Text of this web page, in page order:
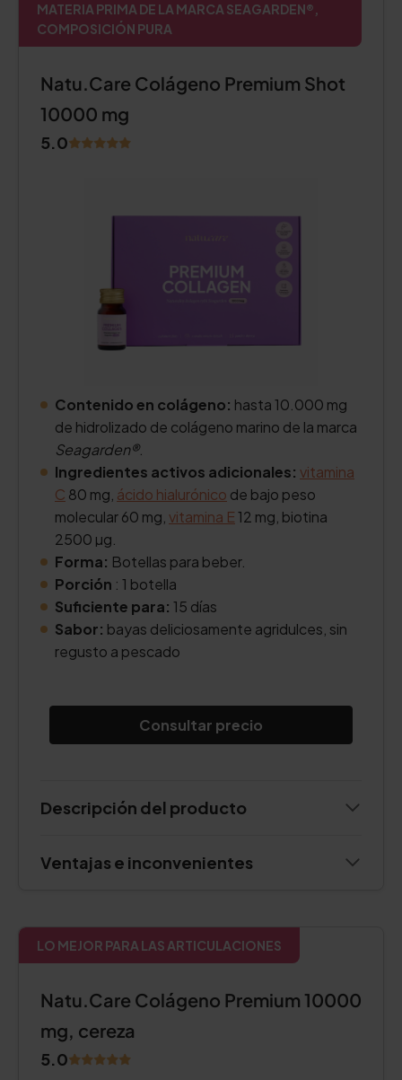
MATERIA PRIMA DE LA MARCA SEAGARDEN®,
COMPOSICIÓN PURA
Natu.Care Colágeno Premium Shot
10000 mg
5.0
Contenido en colágeno: hasta 10.000 mg
de hidrolizado de colágeno marino de la marca
Seagarden®.
Ingredientes activos adicionales: vitamina
C 80 mg, ácido hialurónico de bajo peso
molecular 60 mg, vitamina E12 mg, biotina
2500 µg.
Forma: Botellas para beber.
Porción : 1 botella
Suficiente para: 15 días
Sabor: bayas deliciosamente agridulces, sin
regusto a pescado
Consultar precio
Descripción del producto
Ventajas e inconvenientes
LO MEJOR PARA LAS ARTICULACIONES
Natu.Care Colágeno Premium 10000
mg, cereza
5.0